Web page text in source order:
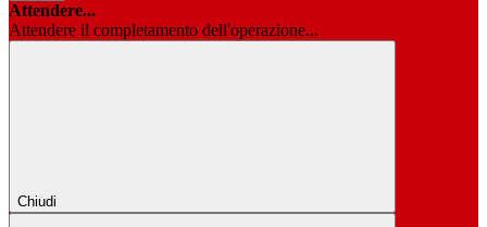
Attendere...
Attendere il completamento dell'operazione...
Chiudi